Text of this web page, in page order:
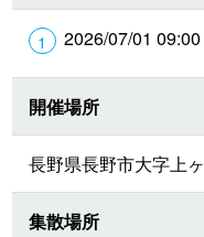
2026/07/01
開催場所
長野県長野市大字上
集散場所